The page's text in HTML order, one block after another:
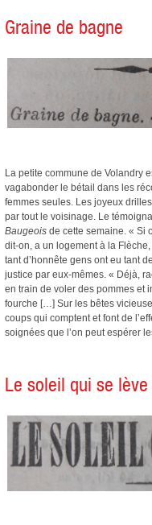
Graine de bagne
La petite commune de Volandry
vagabonder le bétail dans les
femmes seules. Les joyeux
par tout le voisinage. Le
Baugeois de cette semaine. « Si
dit-on, a un logement à la
tant d’honnête gens ont eu tant
justice par eux-mêmes. « Déjà,
en train de voler des pommes et
fourche […] Sur les bêtes
coups qui comptent et font de
soignées que l’on peut espérer
Le soleil qui se lève